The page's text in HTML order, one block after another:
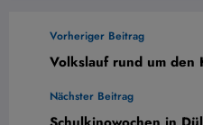
Vorheriger Beitrag
Volkslauf rund um den
Nächster Beitrag